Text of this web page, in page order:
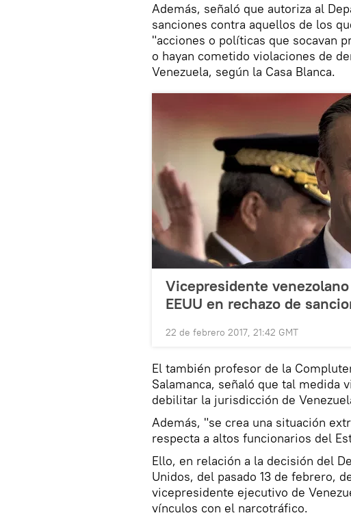
Además, señaló que autoriza al
sanciones contra aquellos de los
"acciones o políticas que socavan
o hayan cometido violaciones de
Venezuela, según la Casa Blanca.
Vicepresidente
EEUU en rechazo de
22 de febrero 2017, 21:42 GMT
El también profesor de la
Salamanca, señaló que tal medida
debilitar la jurisdicción de
Además, "se crea una situación
respecta a altos funcionarios del
Ello, en relación a la decisión del
Unidos, del pasado 13 de febrero,
vicepresidente ejecutivo de
vínculos con el narcotráfico.